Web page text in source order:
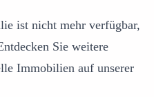
ist nicht mehr verfügbar,
Sie weitere
Immobilien auf unserer